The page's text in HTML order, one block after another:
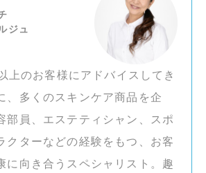
ジュ
上のお客様にアドバイスしてき
、多くのスキンケア商品を企
部員、エステティシャン、スポ
クターなどの経験をもつ、お客
に向き合うスペシャリスト。趣